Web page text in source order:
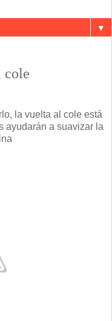
▼
cole
la vuelta al cole está
ayudarán a suavizar la